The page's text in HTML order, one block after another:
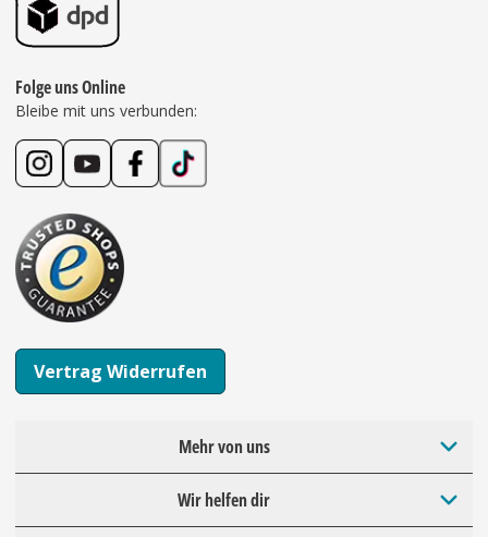
Folge uns Online
Bleibe mit uns verbunden:
Vertrag Widerrufen
Mehr von uns
Wir helfen dir